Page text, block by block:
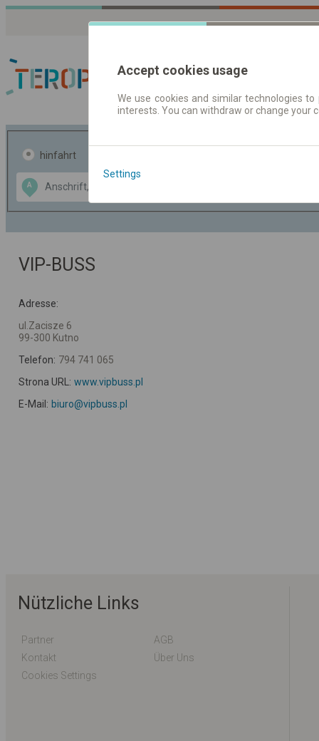
Fahrplandaten |
hinfahrt
A
Data CC-BY-SA
OpenStreetMap
GeoLite data by
VIP-BUSS
Adresse:
ul.Zacisze 6
99-300 Kutno
Telefon: 794 741 065
Strona URL: www.vipbuss.pl
E-Mail: biuro@vipbuss.pl
Nützliche Links
Partner
AGB
Kontakt
Über Uns
Cookies Settings
Accept cookies usage
We use cookies and similar technologies
interests. You can withdraw or change
Settings